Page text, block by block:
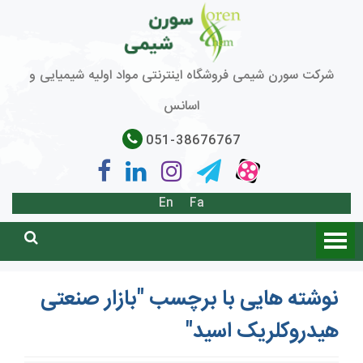
شرکت سورن شیمی فروشگاه اینترنتی مواد اولیه شیمیایی و
اسانس
051-38676767
Fa
En
نوشته هایی با برچسب "بازار صنعتی
هیدروکلریک اسید"